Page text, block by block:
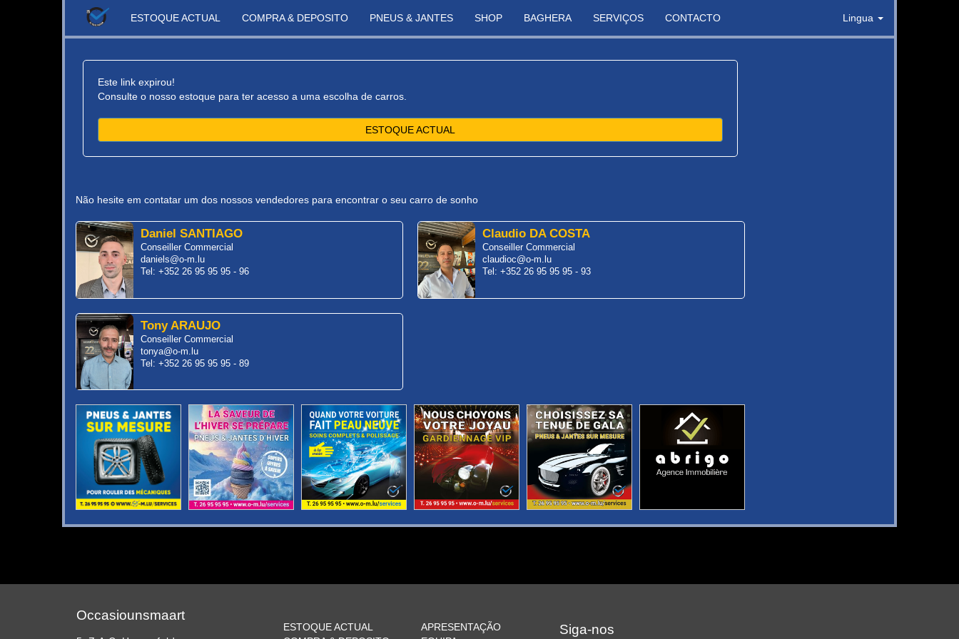
ESTOQUE ACTUAL COMPRA & DEPOSITO PNEUS & JANTES SHOP BAGHERA SERVIÇOS CONTACTO Lingua
Este link expirou!
Consulte o nosso estoque para ter acesso a uma escolha de carros.
ESTOQUE ACTUAL
Não hesite em contatar um dos nossos vendedores para encontrar o seu carro de sonho
Daniel SANTIAGO
Conseiller Commercial
daniels@o-m.lu
Tel: +352 26 95 95 95 - 96
Claudio DA COSTA
Conseiller Commercial
claudioc@o-m.lu
Tel: +352 26 95 95 95 - 93
Tony ARAUJO
Conseiller Commercial
tonya@o-m.lu
Tel: +352 26 95 95 95 - 89
Occasiounsmaart
ESTOQUE ACTUAL
APRESENTAÇÃO
Siga-nos